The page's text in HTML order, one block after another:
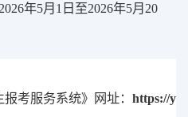
6年5月 1 日至2026年5月 20
报考服务系统》网址： https://y